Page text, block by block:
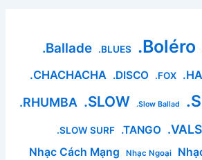
.Ballade .BLUES .Boléro
.CHACHACHA .DISCO .FOX
.RHUMBA .SLOW .Slow Ballad
.SLOW SURF .TANGO
Nhạc Cách Mạng Nhạc Ngoại